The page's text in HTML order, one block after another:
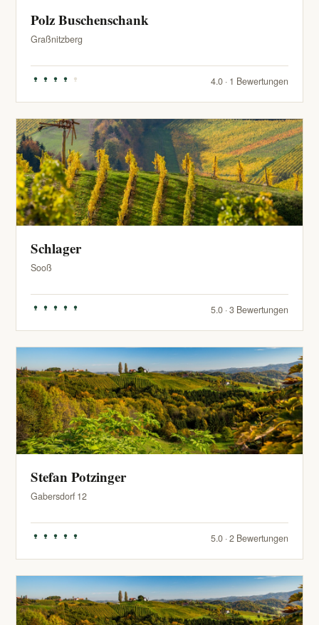
Polz Buschenschank
Graßnitzberg
4.0 · 1 Bewertungen
Schlager
Sooß
5.0 · 3 Bewertungen
Stefan Potzinger
Gabersdorf 12
5.0 · 2 Bewertungen